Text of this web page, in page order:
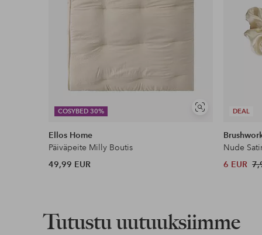
COSYBED 30%
Näytä
Ellos Home
Päiväpeite Milly Boutis
49,99 EUR
DEAL
Nude
6 EUR
Tutustu uutuuksiimme